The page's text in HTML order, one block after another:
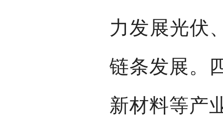
力发展光伏
链条发展。
新材料等产